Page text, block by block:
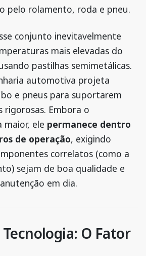
pelo rolamento, roda e pneu.
conjunto inevitavelmente
mais elevadas do
pastilhas semimetálicas.
automotiva projeta
e pneus para suportarem
rigorosas. Embora o
maior, ele permanece dentro
de operação, exigindo
correlatos (como a
sejam de boa qualidade e
em dia.
O Fator